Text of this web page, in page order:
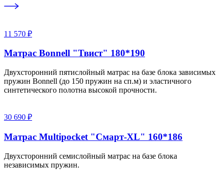
11 570 ₽
Матрас Bonnell "Твист" 180*190
Двухсторонний пятислойный матрас на базе блока зависимых
пружин Bonnell (до 150 пружин на сп.м) и эластичного
синтетического полотна высокой прочности.
30 690 ₽
Матрас Multipocket "Смарт-XL" 160*186
Двухсторонний семислойный матрас на базе блока
независимых пружин.